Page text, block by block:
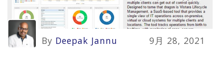
By Deepak Jannu 9月 28, 2021